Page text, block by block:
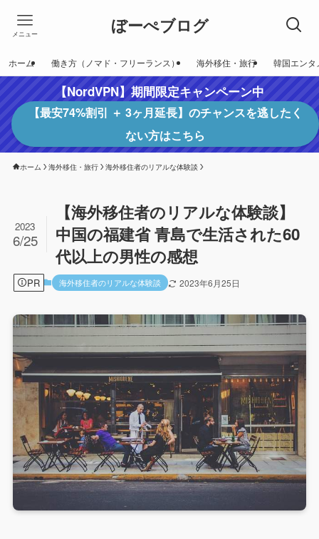
ぼーぺブログ
メニュー
ホーム 働き方（ノマド・フリーランス） 海外移住・旅行 韓国エンタ
【NordVPN】期間限定キャンペーン中
【最安74%割引 ＋ 3ヶ月延長】のチャンスを逃したく
ない方はこちら
ホーム 海外移住・旅行 海外移住者のリアルな体験談
【海外移住者のリアルな体験談】
中国の福建省 青島で生活された60
代以上の男性の感想
2023
6/25
PR 海外移住者のリアルな体験談 2023年6月25日